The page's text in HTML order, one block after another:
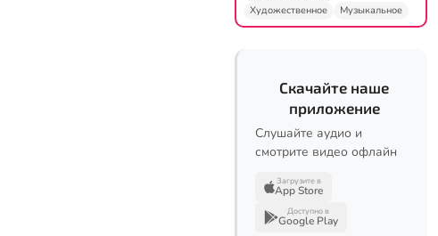
Художественное
Музыкальное
Скачайте наше
приложение
Слушайте аудио и
смотрите видео офлайн
Загрузите в
App Store
Доступно в
Google Play